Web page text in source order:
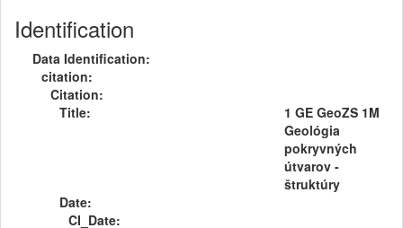
Identification
Data Identification:
citation:
Citation:
Title:
1 GE GeoZS 1M
Geológia
pokryvných
útvarov -
štruktúry
Date:
CI_Date: